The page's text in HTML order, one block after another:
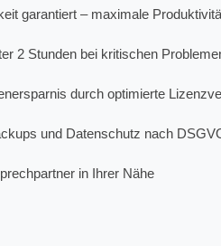
garantiert – maximale
2 Stunden bei kritischen
durch optimierte
und Datenschutz nach
in Ihrer Nähe